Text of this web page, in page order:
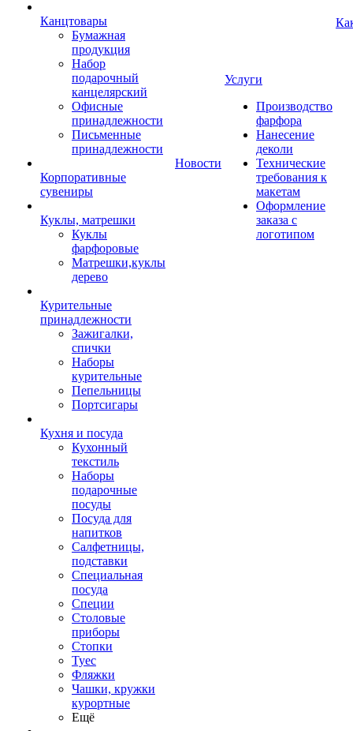
Канцтовары
Бумажная
продукция
Набор
подарочный
канцелярский
Офисные
принадлежности
Письменные
принадлежности
Корпоративные
сувениры
Куклы, матрешки
Куклы
фарфоровые
Матрешки,куклы
дерево
Курительные
принадлежности
Зажигалки,
спички
Наборы
курительные
Пепельницы
Портсигары
Кухня и посуда
Кухонный
текстиль
Наборы
подарочные
посуды
Посуда для
напитков
Салфетницы,
подставки
Специальная
посуда
Специи
Столовые
приборы
Стопки
Туес
Фляжки
Чашки, кружки
курортные
Ещё
Новости
Услуги
Производство
фарфора
Нанесение
деколи
Технические
требования к
макетам
Оформление
заказа с
логотипом